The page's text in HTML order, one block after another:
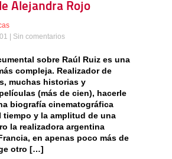
Alejandra Rojo
| Sin comentarios
sobre Raúl Ruiz es una
compleja. Realizador de
muchas historias y
(más de cien), hacerle
biografía cinematográfica
tiempo y la amplitud de una
la realizadora argentina
en apenas poco más de
otro […]